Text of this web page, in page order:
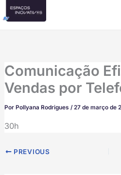
para
Comunicação
Vendas por
Por Pollyana Rodrigues /27 de março de
30h
PREVIOUS